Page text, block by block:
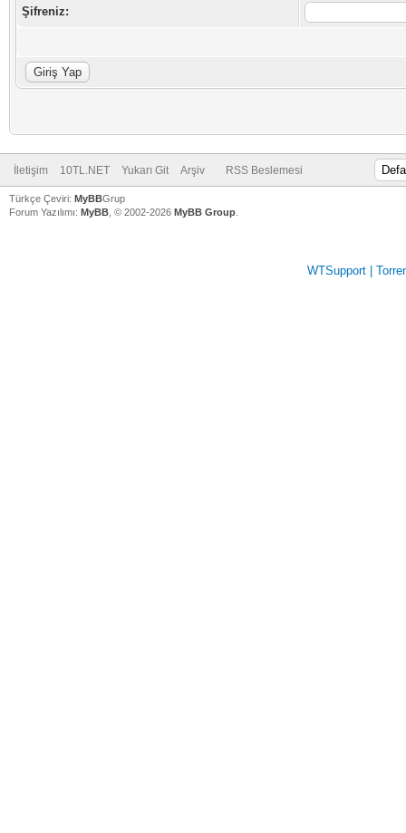
Şifreniz:
İletişim 10TL.NET Yukarı Git Arşiv RSS Beslemesi
Türkçe Çeviri: MyBBGrup
Forum Yazılımı: MyBB , © 2002-2026 MyBB Group
WTSupport |